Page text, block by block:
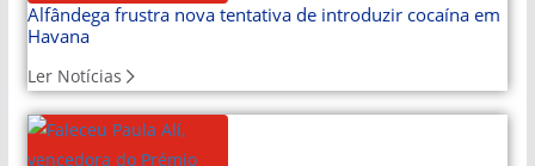
Alfândega frustra nova tentativa de introduzir cocaína em
Havana
Ler Notícias